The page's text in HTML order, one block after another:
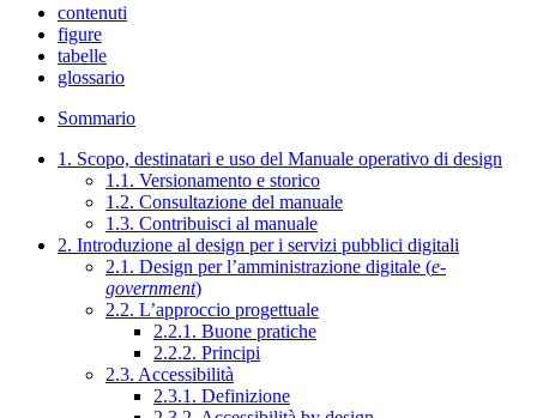
contenuti
figure
tabelle
glossario
Sommario
1. Scopo, destinatari e uso del Manuale operativo di design
1.1. Versionamento e storico
1.2. Consultazione del manuale
1.3. Contribuisci al manuale
2. Introduzione al design per i servizi pubblici digitali
2.1. Design per l’amministrazione digitale (e-
government)
2.2. L’approccio progettuale
2.2.1. Buone pratiche
2.2.2. Principi
2.3. Accessibilità
2.3.1. Definizione